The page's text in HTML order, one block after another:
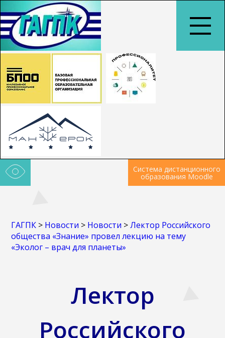
Система дистанционного
образования Moodle
ГАГПК > Новости > Новости >Лектор Российского
общества «Знание» провел лекцию на тему
«Эколог – врач для планеты»
Лектор
Российского